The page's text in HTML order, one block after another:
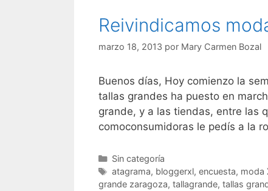
Reivindicamos
marzo 18, 2013 por Mary Carmen Bozal
Buenos días, Hoy comienzo la
tallas grandes ha puesto en
grande, y a las tiendas, entre las
comoconsumidoras le pedís a la
Categorías
Sin categoría
Etiquetas
atagrama, bloggerxl, encuesta, moda
grande zaragoza, tallagrande, tallas